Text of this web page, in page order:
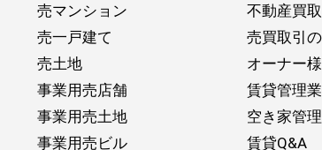
売マンション
売一戸建て
売土地
事業用売店舗
事業用売土地
事業用売ビル
不動産買
売買取引
オーナー様
賃貸管理
空き家管
賃貸Q&A